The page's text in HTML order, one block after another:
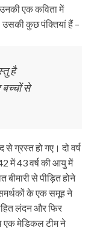
एक कविता में
कुछ पंक्तियां हैं –
है
से
ग्रस्त हो गए। दो वर्ष
में 43 वर्ष की आयु में
से पीड़ित होने
के एक समूह ने
लंदन और फिर
एक मेडिकल टीम ने